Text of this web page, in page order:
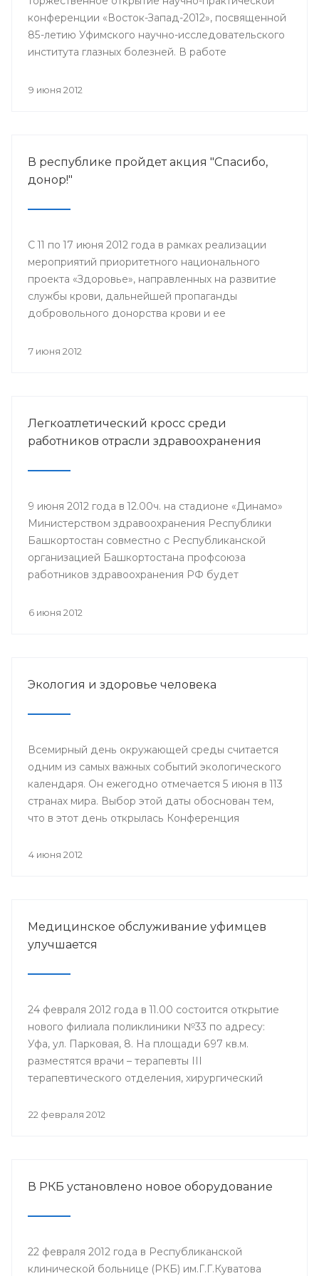
конференции «Восток-Запад-2012», посвященной
85-летию Уфимского научно-исследовательского
института глазных болезней. В работе
ведущих офтальмологов России и мира.
9 июня 2012
В республике пройдет акция "Спасибо,
донор!"
С 11 по 17 июня 2012 года в рамках реализации
мероприятий приоритетного национального
проекта «Здоровье», направленных на развитие
службы крови, дальнейшей пропаганды
добровольного донорства крови и ее
информационная акция «Спасибо, донор!»,
7 июня 2012
Легкоатлетический кросс среди
работников отрасли здравоохранения
9 июня 2012 года в 12.00ч. на стадионе «Динамо»
Министерством здравоохранения Республики
Башкортостан совместно с Республиканской
организацией Башкортостана профсоюза
работников здравоохранения РФ будет
работников отрасли здравоохранения,
6 июня 2012
Экология и здоровье человека
Всемирный день окружающей среды считается
одним из самых важных событий экологического
календаря. Он ежегодно отмечается 5 июня в 113
странах мира. Выбор этой даты обоснован тем,
что в этот день открылась Конференция
проблемам окружающей человека среды
(ЮНЕП).
4 июня 2012
Медицинское обслуживание уфимцев
улучшается
24 февраля 2012 года в 11.00 состоится открытие
нового филиала поликлиники №33 по адресу:
Уфа, ул. Парковая, 8. На площади 697 кв.м.
разместятся врачи – терапевты III
терапевтического отделения, хирургический
невролога, физиотерапевтическое отделение,
Городскую клиническую больницу №6.
22 февраля 2012
В РКБ установлено новое оборудование
22 февраля 2012 года в Республиканской
клинической больнице (РКБ) им.Г.Г.Куватова